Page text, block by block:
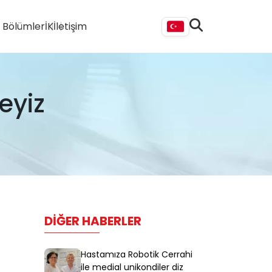
BölümlerİKİletişim
DIĞER HABERLER
Hastamıza Robotik Cerrahi
ile medial unikondiler diz